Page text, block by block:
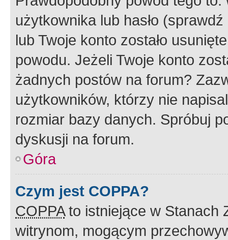
użytkownika lub hasło
lub Twoje konto zostało
powodu. Jeżeli Twoje konto
żadnych postów na forum?
użytkowników, którzy nie
rozmiar bazy danych. Spróbuj
dyskusji na forum.
Góra
Czym jest COPPA?
COPPAto istniejące w Stanach
witrynom, mogącym